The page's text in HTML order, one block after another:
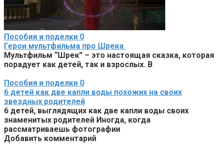
Пособия и поделки 0
Герои мультфильма про Шрека
Мультфильм “Шрек” – это настоящая сказка, которая
порадует как детей, так и взрослых. В
Пособия и поделки 0
6 детей как две капли воды похожих на своих
звездных родителей
6 детей, выглядящих как две капли воды своих
знаменитых родителей Иногда, когда
рассматриваешь фотографии
Добавить комментарий